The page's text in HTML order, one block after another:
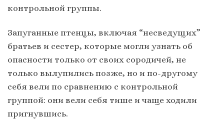
контрольной группы.
Запуганные птенцы, включая “несведущих”
братьев и сестер, которые могли узнать об
опасности только от своих сородичей, не
только вылупились позже, но и по-другому
себя вели по сравнению с контрольной
группой: они вели себя тише и чаще ходили
пригнувшись.